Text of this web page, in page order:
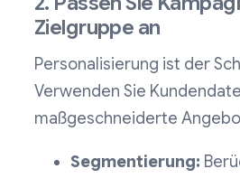
Zielgruppe an
Personalisierung ist der
Verwenden Sie
maßgeschneiderte
Segmentierung: